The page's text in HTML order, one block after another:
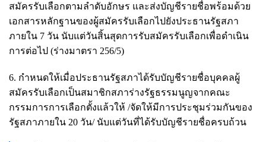
สมัครรับเลือกตามลำดับอักษร และส่งบัญชีรายชื่อพร้อมด้วย
เอกสารหลักฐานของผู้สมัครรับเลือกไปยังประธานรัฐสภา
ภายใน 7 วัน นับแต่วันสิ้นสุดการรับสมัครรับเลือกเพื่อดำเนิน
การต่อไป (ร่างมาตรา 256/5)
6. กำหนดให้เมื่อประธานรัฐสภาได้รับบัญชีรายชื่อบุคคลผู้
สมัครรับเลือกเป็นสมาชิกสภาร่างรัฐธรรมนูญจากคณะ
กรรมการการเลือกตั้งแล้วให้ /จัดให้มีการประชุมร่วมกันของ
รัฐสภาภายใน 20 วัน/ นับแต่วันที่ได้รับบัญชีรายชื่อครบถ้วน